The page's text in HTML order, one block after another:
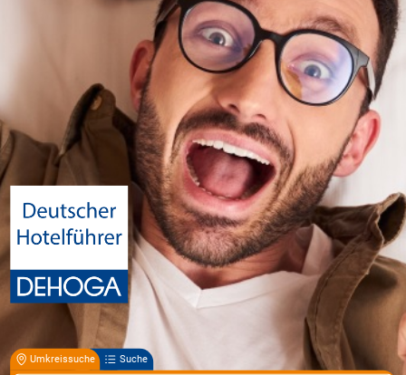
Umkreissuche Suche